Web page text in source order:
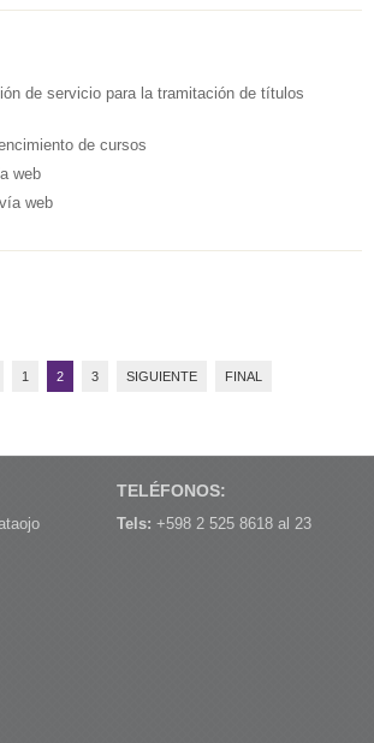
de servicio para la tramitación de títulos
de cursos
web
web
1 2 3 SIGUIENTE FINAL
TELÉFONOS:
Tels: +598 2 525 8618 al 23